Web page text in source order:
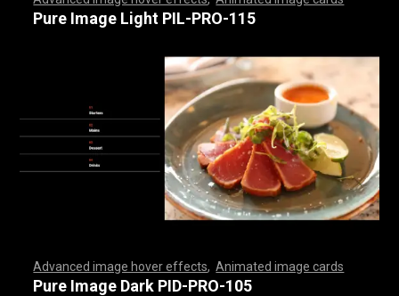
,,,,,,,,,,,,,,,,,,,,,,,,,,,,,,,,, ,,,,,,,,,,,,,,,,,,,,,,,,,
,,,,,,,,,,,,,,,,,,,,,,,,,,,,,,,,, ,,,,,,,,,,,,,,,,,,,,,,,,,
,,,,,,,,,,,,,,,,,,,,,,,,,,,,,,,,, ,,,,,,,,,,,,,,,,,,,,,,,
Pure Image Light PIL-PRO-115
Advanced image hover effects ,Animated image cards
,,,,,,,,,,,,,,,,,,,,,,,,,,,,,,,,, ,,,,,,,,,,,,,,,,,,,,,,,,,
,,,,,,,,,,,,,,,,,,,,,,,,,,,,,,,,, ,,,,,,,,,,,,,,,,,,,,,,,,,
,,,,,,,,,,,,,,,,,,,,,,,,,,,,,,,,, ,,,,,,,,,,,,,,,,,,,,,,,
Pure Image Dark PID-PRO-105